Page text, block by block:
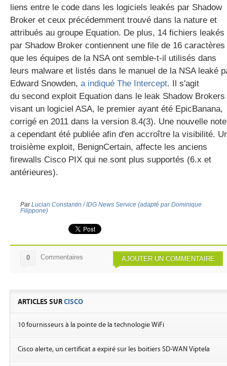
liens entre le code dans les logiciels leakés par Shadow
Broker et ceux précédemment trouvé dans la nature et
attribués au groupe Equation. De plus, 14 fichiers leakés
par Shadow Broker contiennent une file de 16 caractères
que les équipes de la NSA ont semble-t-il utilisés dans
leurs malware et listés dans le manuel de la NSA leaké
Edward Snowden, a indiqué The Intercept. Il s'agit
du second exploit Equation dans le leak Shadow Brokers
visant un logiciel ASA, le premier ayant été EpicBanana,
corrigé en 2011 dans la version 8.4(3). Une nouvelle note
a cependant été publiée afin d'en accroître la visibilité.
troisième exploit, BenignCertain, affecte les anciens
firewalls Cisco PIX qui ne sont plus supportés (6.x et
antérieures).
ParLucian Constantin / IDG News Service (adapté par Dominique
Filippone)
AJOUTER UN COMMENTAIRE
0 Commentaires
ARTICLES SURCISCO
10 fournisseurs à la pointe de la technologie WiFi
Cisco alerte, un certificat a expiré sur les boitiers SD-WAN Viptela